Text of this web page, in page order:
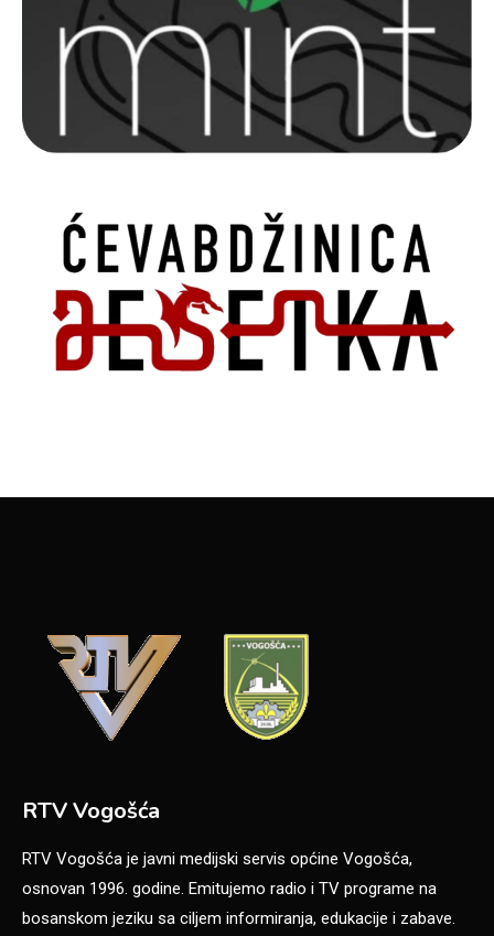
RTV Vogošća
RTV Vogošća je javni medijski servis općine Vogošća,
osnovan 1996. godine. Emitujemo radio i TV programe na
bosanskom jeziku sa ciljem informiranja, edukacije i zabave.